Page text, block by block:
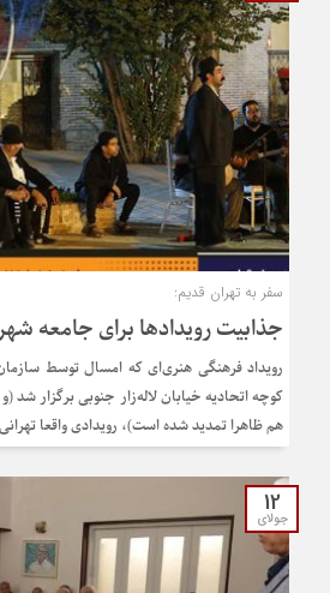
سفر به تهران قدیم:
جذابیت رویدادها برای جامعه
رویداد فرهنگی هنری‌ای که امسال توسط
کوچه اتحادیه خیابان لاله‌زار جنوبی برگزار شد
هم ظاهرا تمدید شده است)، رویدادی واقعا
12
جولای